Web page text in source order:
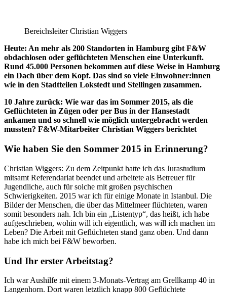
Bereichsleiter Christian Wiggers
Heute: An mehr als 200 Standorten in Hamburg gibt F&W
obdachlosen oder geflüchteten Menschen eine Unterkunft.
Rund 45.000 Personen bekommen auf diese Weise in Hamburg
ein Dach über dem Kopf. Das sind so viele Einwohner:innen
wie in den Stadtteilen Lokstedt und Stellingen zusammen.
10 Jahre zurück: Wie war das im Sommer 2015, als die
Geflüchteten in Zügen oder per Bus in der Hansestadt
ankamen und so schnell wie möglich untergebracht werden
mussten? F&W-Mitarbeiter Christian Wiggers berichtet
Wie haben Sie den Sommer 2015 in Erinnerung?
Christian Wiggers: Zu dem Zeitpunkt hatte ich das Jurastudium
mitsamt Referendariat beendet und arbeitete als Betreuer für
Jugendliche, auch für solche mit großen psychischen
Schwierigkeiten. 2015 war ich für einige Monate in Istanbul. Die
Bilder der Menschen, die über das Mittelmeer flüchteten, waren
somit besonders nah. Ich bin ein „Listentyp“, das heißt, ich habe
aufgeschrieben, wohin will ich eigentlich, was will ich machen im
Leben? Die Arbeit mit Geflüchteten stand ganz oben. Und dann
habe ich mich bei F&W beworben.
Und Ihr erster Arbeitstag?
Ich war Aushilfe mit einem 3-Monats-Vertrag am Grellkamp 40 in
Langenhorn. Dort waren letztlich knapp 800 Geflüchtete